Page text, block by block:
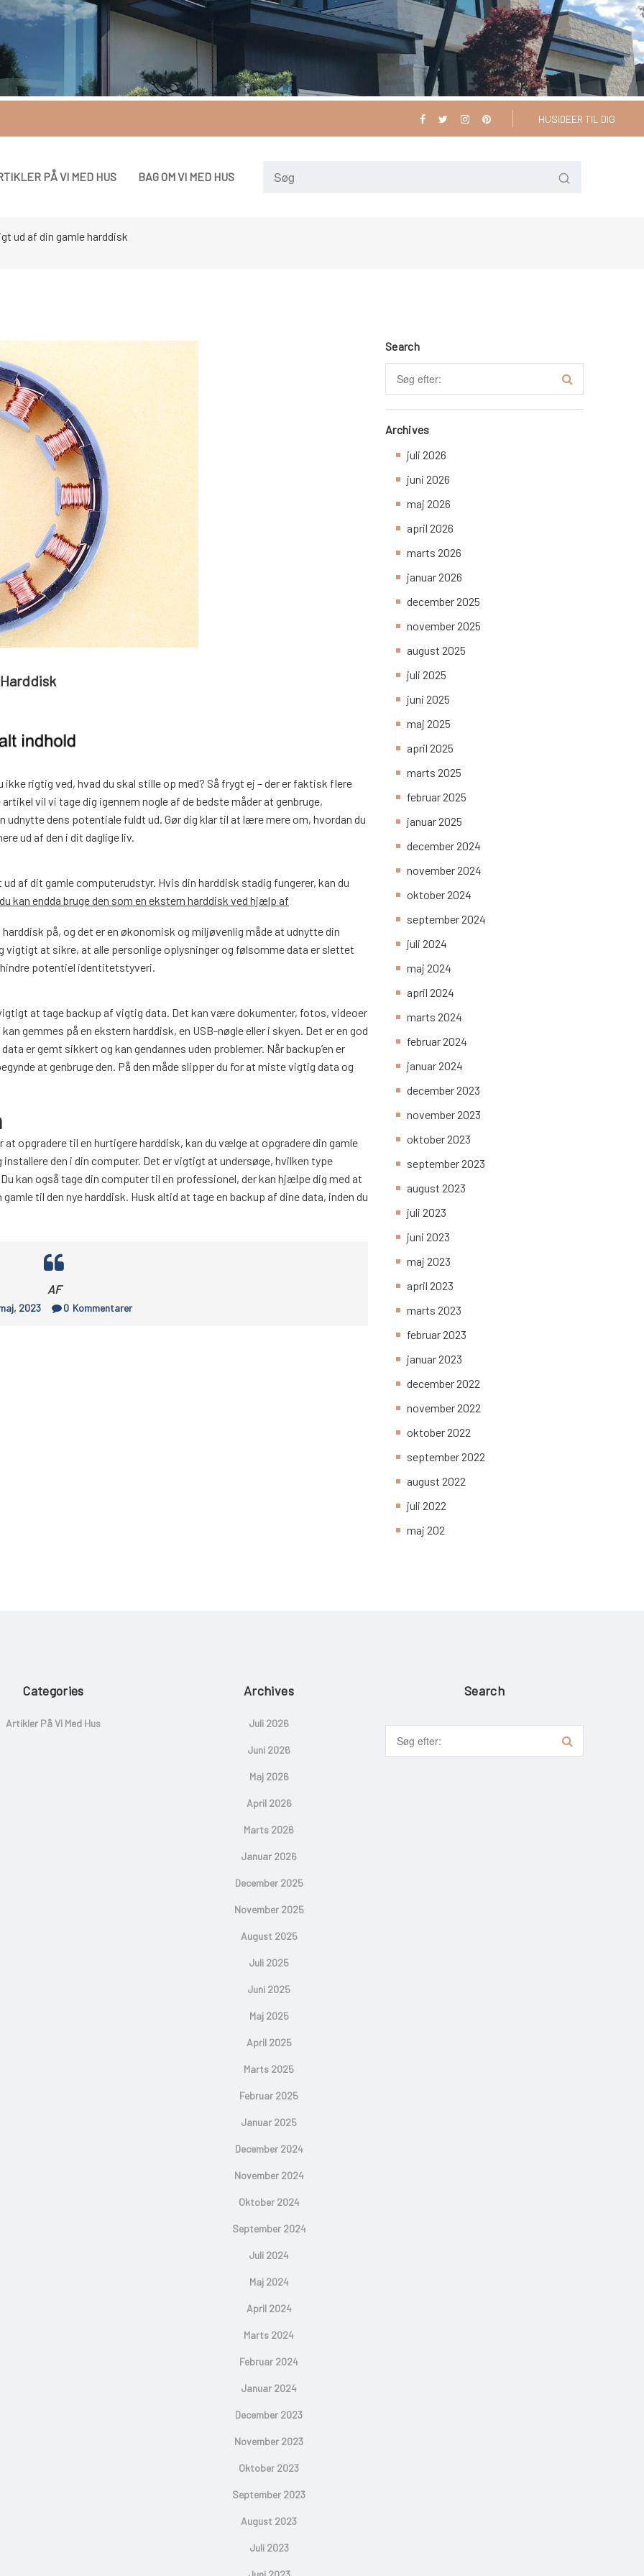
HUSIDEER TIL DIG
PÅ VI MED HUS BAG OM VI MED HUS
ud af din gamle harddisk
ikke rigtig ved, hvad du skal stille op med? Så frygt ej – der er faktisk flere
vil vi tage dig igennem nogle af de bedste måder at genbruge,
udnytte dens potentiale fuldt ud. Gør dig klar til at lære mere om, hvordan du
ud af den i dit daglige liv.
af dit gamle computerudstyr. Hvis din harddisk stadig fungerer, kan du
kan endda bruge den som en ekstern harddisk ved hjælp af
på, og det er en økonomisk og miljøvenlig måde at udnytte din
vigtigt at sikre, at alle personlige oplysninger og følsomme data er slettet
potentiel identitetstyveri.
at tage backup af vigtig data. Det kan være dokumenter, fotos, videoer
gemmes på en ekstern harddisk, en USB-nøgle eller i skyen. Det er en god
er gemt sikkert og kan gendannes uden problemer. Når backup’en er
at genbruge den. På den måde slipper du for at miste vigtig data og
opgradere til en hurtigere harddisk, kan du vælge at opgradere din gamle
den i din computer. Det er vigtigt at undersøge, hvilken type
kan også tage din computer til en professionel, der kan hjælpe dig med at
til den nye harddisk. Husk altid at tage en backup af dine data, inden du
AF
2023 0 Kommentarer
Search
Archives
juli 2026
juni 2026
maj 2026
april 2026
marts 2026
januar 2026
december 2025
november 2025
august 2025
juli 2025
juni 2025
maj 2025
april 2025
marts 2025
februar 2025
januar 2025
december 2024
november 2024
oktober 2024
september 2024
juli 2024
maj 2024
april 2024
marts 2024
februar 2024
januar 2024
december 2023
november 2023
oktober 2023
september 2023
august 2023
juli 2023
juni 2023
maj 2023
april 2023
marts 2023
februar 2023
januar 2023
december 2022
november 2022
oktober 2022
september 2022
august 2022
juli 2022
maj 202
Categories
Artikler På Vi Med Hus
Archives
Juli 2026
Juni 2026
Maj 2026
April 2026
Marts 2026
Januar 2026
December 2025
November 2025
August 2025
Juli 2025
Juni 2025
Maj 2025
April 2025
Marts 2025
Februar 2025
Januar 2025
December 2024
November 2024
Oktober 2024
September 2024
Juli 2024
Maj 2024
April 2024
Marts 2024
Februar 2024
Januar 2024
December 2023
November 2023
Oktober 2023
September 2023
August 2023
Juli 2023
Search